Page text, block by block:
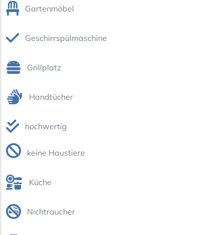
Gartenmöbel
Geschirrspülmaschine
Grillplatz
Handtücher
hochwertig
keine Haustiere
Küche
Nichtraucher